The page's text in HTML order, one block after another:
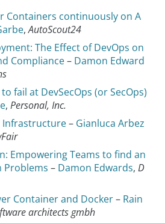
Containers continuously on A
,AutoScout24
The Effect of DevOps on
Compliance– Damon Edward
fail at DevSecOps (or SecOps)
, Personal, Inc.
Infrastructure– Gianluca Arbez
Empowering Teams to find an
Problems – Damon Edwards, D
Container and Docker– Rain
architects gmbh